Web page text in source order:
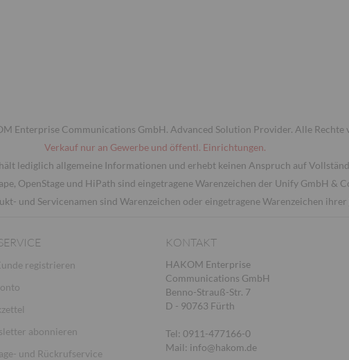
Enterprise Communications GmbH. Advanced Solution Provider. Alle Rechte
Verkauf nur an Gewerbe und öffentl. Einrichtungen.
lediglich allgemeine Informationen und erhebt keinen Anspruch auf
OpenStage und HiPath sind eingetragene Warenzeichen der Unify GmbH &
und Servicenamen sind Warenzeichen oder eingetragene Warenzeichen
registrieren
abonnieren
und Rückrufservice
KONTAKT
HAKOM Enterprise
Communications GmbH
Benno-Strauß-Str. 7
D - 90763 Fürth
Tel: 0911-477166-0
Mail: info@hakom.de